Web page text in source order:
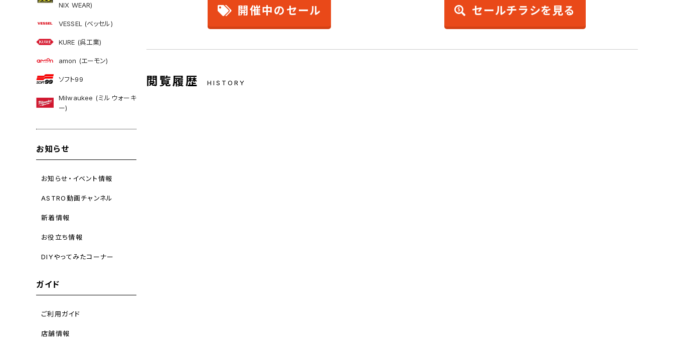
NIX WEAR)
VESSEL (ベッセル)
KURE (呉工業)
amon (エーモン)
ソフト99
Milwaukee (ミルウォーキ
ー)
お知らせ
お知らせ・イベント情報
ASTRO動画チャンネル
新着情報
お役立ち情報
DIYやってみたコーナー
ガイド
ご利用ガイド
店舗情報
開催中のセール セールチラシを見る
閲覧履歴 HISTORY